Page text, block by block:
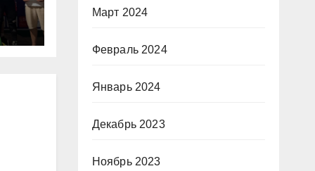
Март 2024
Февраль 2024
Январь 2024
Декабрь 2023
Ноябрь 2023